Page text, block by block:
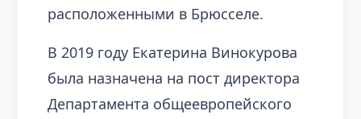
расположенными в Брюсселе.
В 2019 году Екатерина Винокурова
была назначена на пост директора
Департамента общеевропейского